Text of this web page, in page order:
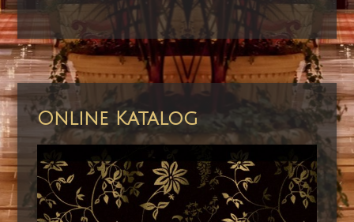
Online Katalog